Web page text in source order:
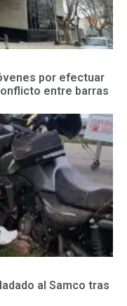
por efectuar
entre barras
al Samco tras